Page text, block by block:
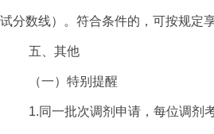
试分数线）。符合条件的，可按规定
五、其他
（一）特别提醒
1.同一批次调剂申请，每位调剂